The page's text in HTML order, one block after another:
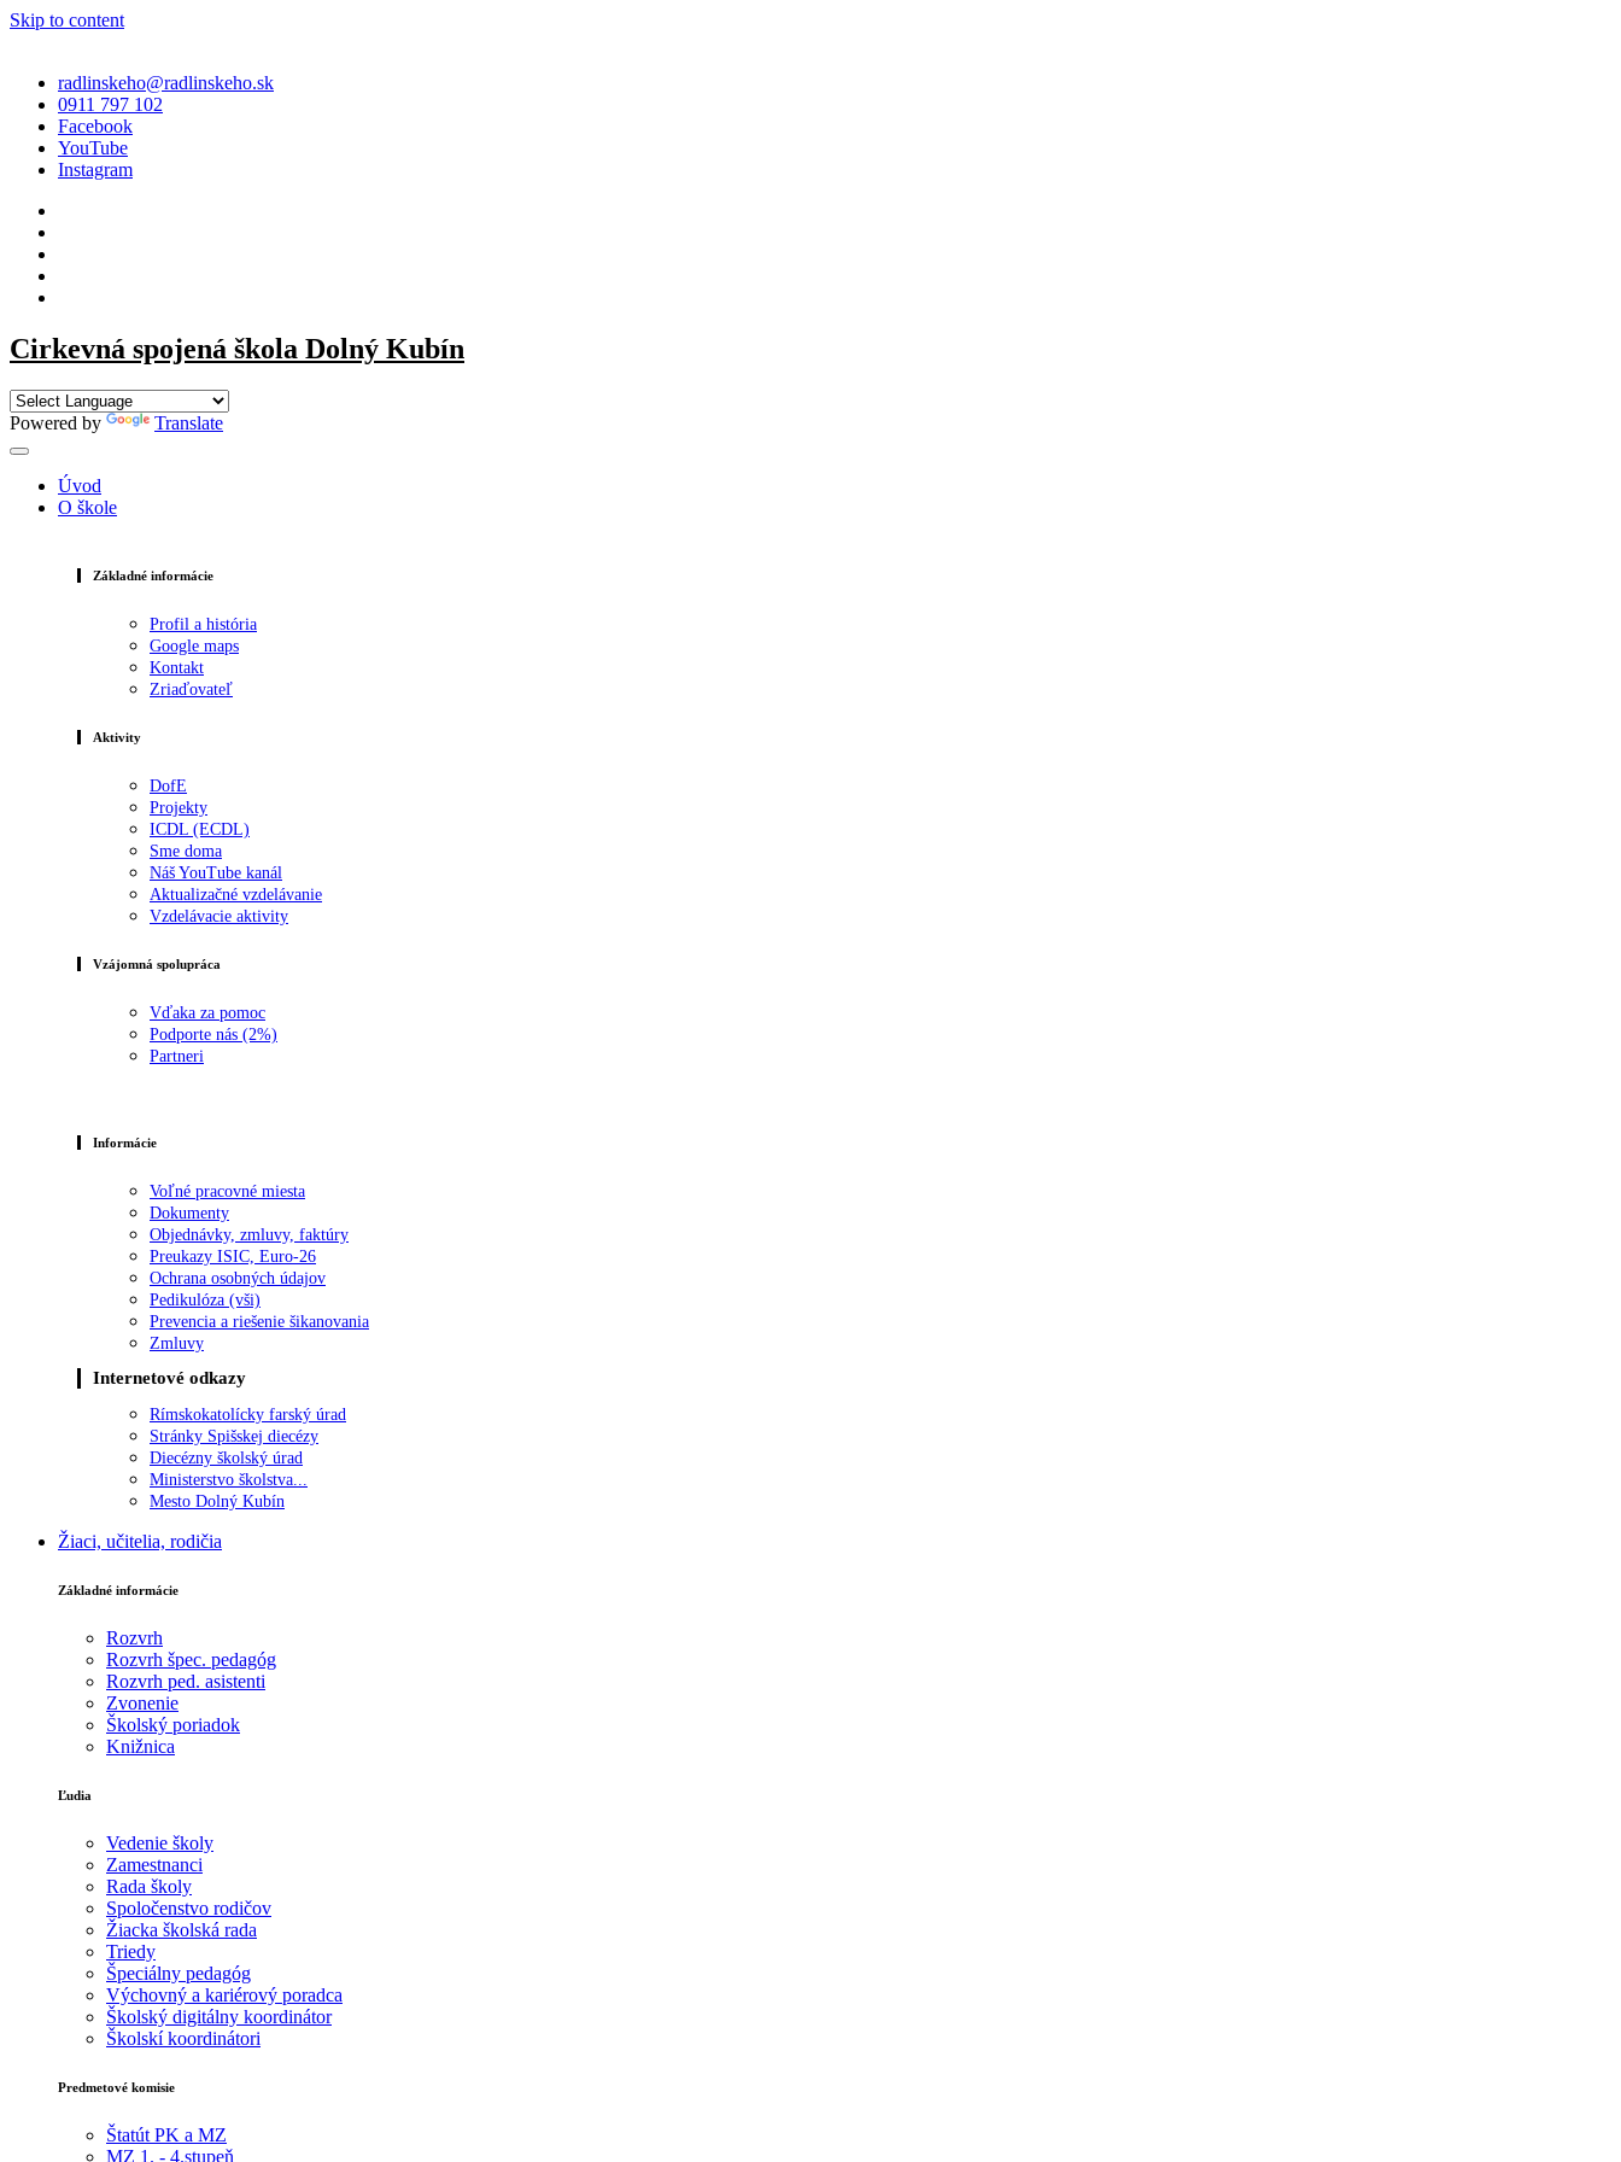
Skip to content
radlinskeho@radlinskeho.sk
0911 797 102
Facebook
YouTube
Instagram
Cirkevná spojená škola Dolný Kubín
Powered by Translate
Úvod
O škole
Základné informácie
Profil a história
Google maps
Kontakt
Zriaďovateľ
Aktivity
DofE
Projekty
ICDL (ECDL)
Sme doma
Náš YouTube kanál
Aktualizačné vzdelávanie
Vzdelávacie aktivity
Vzájomná spolupráca
Vďaka za pomoc
Podporte nás (2%)
Partneri
Informácie
Voľné pracovné miesta
Dokumenty
Objednávky, zmluvy, faktúry
Preukazy ISIC, Euro-26
Ochrana osobných údajov
Pedikulóza (vši)
Prevencia a riešenie šikanovania
Zmluvy
Internetové odkazy
Rímskokatolícky farský úrad
Stránky Spišskej diecézy
Diecézny školský úrad
Ministerstvo školstva...
Mesto Dolný Kubín
Žiaci, učitelia, rodičia
Základné informácie
Rozvrh
Rozvrh špec. pedagóg
Rozvrh ped. asistenti
Zvonenie
Školský poriadok
Knižnica
Ľudia
Vedenie školy
Zamestnanci
Rada školy
Spoločenstvo rodičov
Žiacka školská rada
Triedy
Špeciálny pedagóg
Výchovný a kariérový poradca
Školský digitálny koordinátor
Školskí koordinátori
Predmetové komisie
Štatút PK a MZ
MZ 1. - 4.stupeň